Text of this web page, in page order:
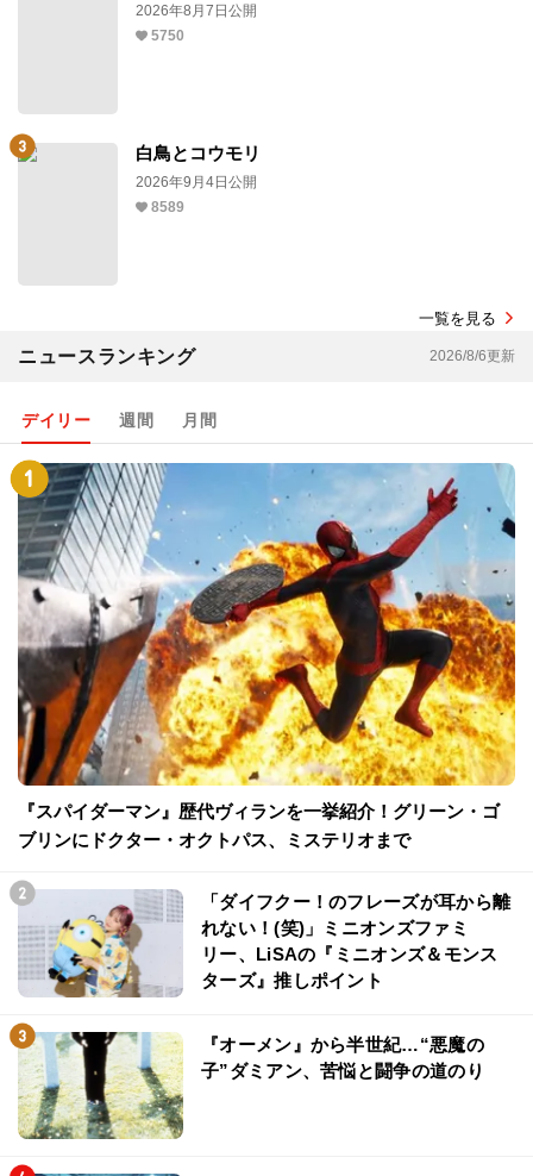
2026年8月7日公開
5750
白鳥とコウモリ
2026年9月4日公開
8589
一覧を見る
ニュースランキング 2026/8/6更新
デイリー 週間 月間
『スパイダーマン』歴代ヴィランを一挙紹介！グリーン・ゴ
ブリンにドクター・オクトパス、ミステリオまで
「ダイフクー！のフレーズが耳から離
れない！(笑)」ミニオンズファミ
リー、LiSAの『ミニオンズ＆モンス
ターズ』推しポイント
『オーメン』から半世紀…“悪魔の
子”ダミアン、苦悩と闘争の道のり